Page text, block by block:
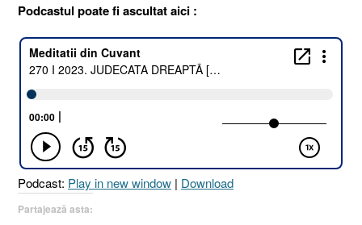
Podcastul poate fi ascultat aici :
Podcast: Play in new window | Download
Partajează asta: